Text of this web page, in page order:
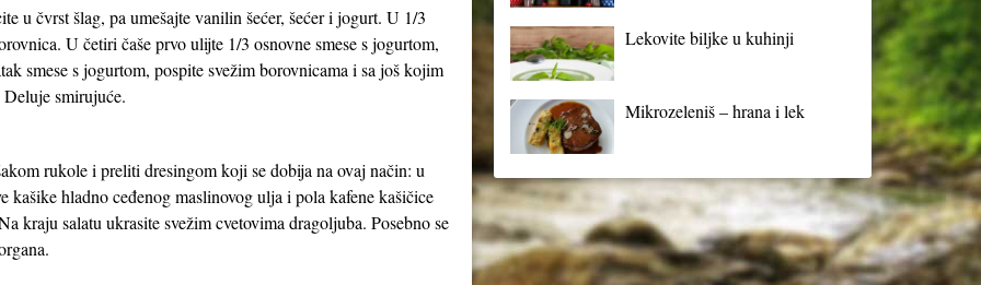
u čvrst šlag, pa umešajte vanilin šećer, šećer i jogurt. U 1/3
U četiri čaše prvo ulijte 1/3 osnovne smese s jogurtom,
smese s jogurtom, pospite svežim borovnicama i sa još kojim
smirujuće.
rukole i preliti dresingom koji se dobija na ovaj način: u
hladno ceđenog maslinovog ulja i pola kafene kašičice
kraju salatu ukrasite svežim cvetovima dragoljuba. Posebno se
Lekovite biljke u kuhinji
Mikrozeleniš – hrana i lek